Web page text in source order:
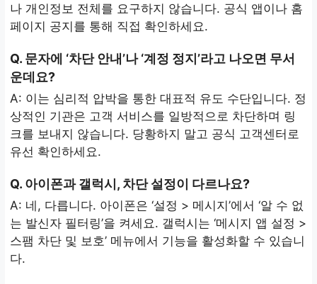
나 개인정보 전체를 요구하지 않습니다. 공식 앱이나 홈
페이지 공지를 통해 직접 확인하세요.
Q. 문자에 ‘차단 안내’나 ‘계정 정지’라고 나오면 무서
운데요?
A: 이는 심리적 압박을 통한 대표적 유도 수단입니다. 정
상적인 기관은 고객 서비스를 일방적으로 차단하며 링
크를 보내지 않습니다. 당황하지 말고 공식 고객센터로
유선 확인하세요.
Q. 아이폰과 갤럭시, 차단 설정이 다르나요?
A: 네, 다릅니다. 아이폰은 ‘설정 > 메시지’에서 ‘알 수 없
는 발신자 필터링’을 켜세요. 갤럭시는 ‘메시지 앱 설정 >
스팸 차단 및 보호’ 메뉴에서 기능을 활성화할 수 있습니
다.